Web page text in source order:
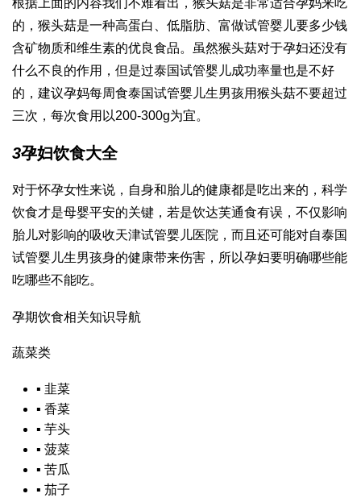
根据上面的内容我们不难看出，猴头菇是非常适合孕妈来吃
的，猴头菇是一种高蛋白、低脂肪、富做试管婴儿要多少钱
含矿物质和维生素的优良食品。虽然猴头菇对于孕妇还没有
什么不良的作用，但是过泰国试管婴儿成功率量也是不好
的，建议孕妈每周食泰国试管婴儿生男孩用猴头菇不要超过
三次，每次食用以200-300g为宜。
3孕妇饮食大全
对于怀孕女性来说，自身和胎儿的健康都是吃出来的，科学
饮食才是母婴平安的关键，若是饮达芙通食有误，不仅影响
胎儿对影响的吸收天津试管婴儿医院 ，而且还可能对自泰国
试管婴儿生男孩身的健康带来伤害，所以孕妇要明确哪些能
吃哪些不能吃。
孕期饮食相关知识导航
蔬菜类
▪ 韭菜
▪ 香菜
▪ 芋头
▪ 菠菜
▪ 苦瓜
▪ 茄子